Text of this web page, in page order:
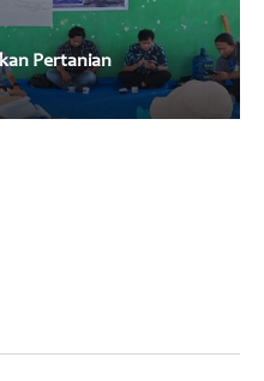
Pertanian